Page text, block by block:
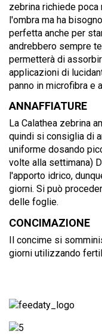
zebrina richiede poca
l'ombra ma ha
perfetta anche per
andrebbero sempre
permetterà di
applicazioni di
panno in microfibra e
ANNAFFIATURE
La Calathea zebrina
quindi si consiglia di
uniforme dosando
volte alla settimana)
l'apporto idrico,
giorni. Si può
delle foglie.
CONCIMAZIONE
Il concime si
giorni utilizzando